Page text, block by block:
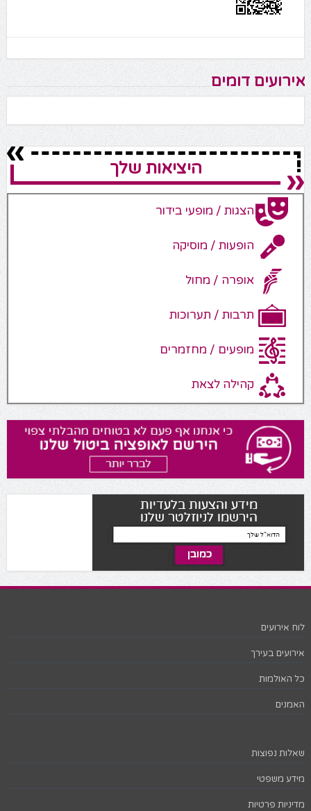
אירועים דומים
היציאות שלך
הצגות / מופעי בידור
הופעות / מוסיקה
אופרה / מחול
תרבות / תערוכות
מופעים / מחזמרים
קהילה לצאת
לוח אירועים
אירועים בעירך
כל האולמות
האמנים
שאלות נפוצות
מידע משפטי
מדיניות פרטיות